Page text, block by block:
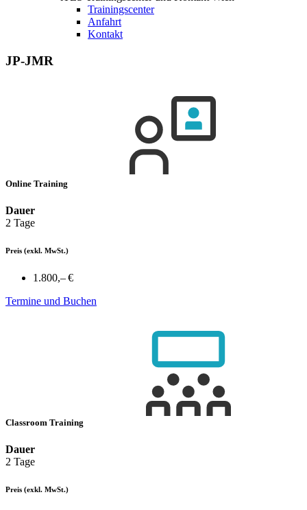
Trainingscenter
Anfahrt
Kontakt
JP-JMR
Online Training
Dauer
2 Tage
Preis (exkl. MwSt.)
1.800,– €
Termine und Buchen
Classroom Training
Dauer
2 Tage
Preis (exkl. MwSt.)